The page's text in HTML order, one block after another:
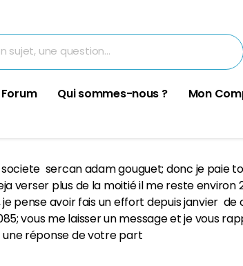
Forum Qui sommes-nous ? Mon
sercan adam gouguet; donc je paie
verser plus de la moitié il me reste environ
pense avoir fais un effort depuis janvier
vous me laisser un message et je vous
réponse de votre part